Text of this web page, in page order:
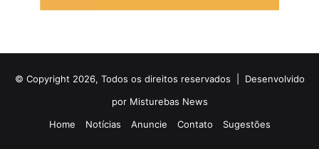
© Copyright 2026, Todos os direitos reservados | Desenvolvido
por Misturebas News
Home
Notícias Anuncie Contato Sugestões